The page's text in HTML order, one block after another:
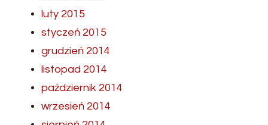
luty 2015
styczeń 2015
grudzień 2014
listopad 2014
październik 2014
wrzesień 2014